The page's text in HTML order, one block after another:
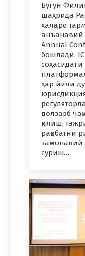
Бугун
шаҳрида
халқаро
анъанавий
Annual
бошлади.
соҳасидаги
ҳар йили
долзарб
қилиш,
рақобатни
замонавий
суриш…